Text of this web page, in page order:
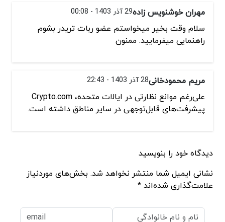
مهران خوشنویس زاده29 آذر 1403 - 00:08
سلام وقت بخیر میخواستم عضو ربات تریدر بشوم
راهنمایی میفرمایید. ممنون
مریم محمودخانی28 آذر 1403 - 22:43
علی‌رغم موانع نظارتی در ایالات متحده، Crypto.com
پیشرفت‌های قابل‌توجهی در سایر مناطق داشته است.
دیدگاه خود را بنویسید
نشانی ایمیل شما منتشر نخواهد شد. بخش‌های موردنیاز
علامت‌گذاری شده‌اند *